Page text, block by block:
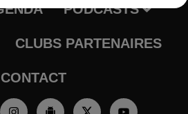
PODCASTS
CLUBS PARTENAIRES
CONTACT